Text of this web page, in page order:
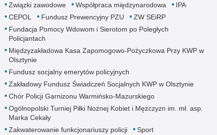
Związki zawodowe Współpraca międzynarodowa
IPA
CEPOL
Fundusz Prewencyjny PZU
ZW SEiRP
Fundacja Pomocy Wdowom i Sierotom po Poległych
Policjantach
Międzyzakładowa Kasa Zapomogowo-Pożyczkowa Przy KWP w
Olsztynie
Fundusz socjalny emerytów policyjnych
Zakładowy Fundusz Świadczeń Socjalnych KWP w Olsztynie
Chór Policji Garnizonu Warmińsko-Mazurskiego
Ogólnopolski Turniej Piłki Nożnej Kobiet i Mężczyzn im. mł. asp.
Marka Cekały
Zakwaterowanie funkcjonariuszy policji
Sport